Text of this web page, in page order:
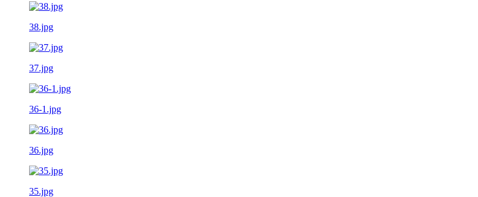
38.jpg
37.jpg
36-1.jpg
36.jpg
35.jpg